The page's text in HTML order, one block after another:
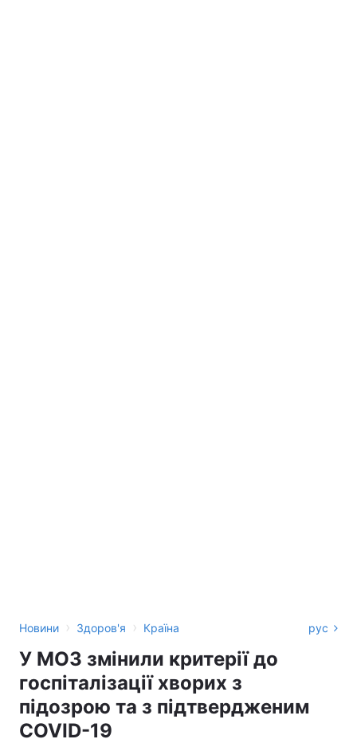
Новини › Здоров'я › Країна рус
У МОЗ змінили критерії до
госпіталізації хворих з
підозрою та з підтвердженим
COVID-19